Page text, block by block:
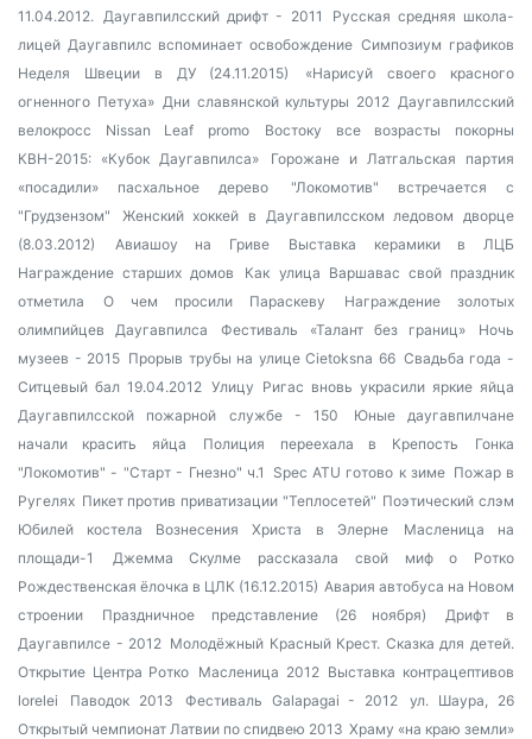
11.04.2012. Даугавпилсский дрифт - 2011
Русская средняя школа-
лицей Даугавпилс вспоминает освобождение Симпозиум графиков
Неделя Швеции в ДУ (24.11.2015)
«Нарисуй своего красного
огненного Петуха» Дни славянской культуры 2012 Даугавпилсский
велокросс Nissan Leaf promo
Востоку все возрасты покорны
КВН-2015: «Кубок Даугавпилса»
Горожане и Латгальская партия
«посадили» пасхальное дерево
"Локомотив" встречается с
"Грудзензом"
Женский хоккей в Даугавпилсском ледовом дворце
(8.03.2012)
Авиашоу на Гриве
Выставка керамики в ЛЦБ
Награждение старших домов
Как улица Варшавас свой праздник
отметила
О чем просили Параскеву
Награждение золотых
олимпийцев Даугавпилса
Фестиваль «Талант без границ»
Ночь
музеев - 2015 Прорыв трубы на улице Cietoksna 66 Свадьба года -
Ситцевый бал 19.04.2012 Улицу Ригас вновь украсили яркие яйца
Даугавпилсской пожарной службе - 150
Юные даугавпилчане
начали красить яйца
Полиция переехала в Крепость
Гонка
"Локомотив" - "Старт - Гнезно" ч.1
Spec ATU готово к зиме Пожар в
Ругелях Пикет против приватизации "Теплосетей" Поэтический слэм
Юбилей костела Вознесения Христа в Элерне
Масленица на
площади-1
Джемма Скулме рассказала свой миф о Ротко
Рождественская ёлочка в ЦЛК (16.12.2015) Авария автобуса на Новом
строении
Праздничное представление (26 ноября)
Дрифт в
Даугавпилсе - 2012 Молодёжный Красный Крест. Сказка для детей.
Открытие Центра Ротко Масленица 2012 Выставка контрацептивов
lorelei
Паводок 2013 Фестиваль Galapagai - 2012
ул. Шаура, 26
Открытый чемпионат Латвии по спидвею 2013 Храму «на краю земли»